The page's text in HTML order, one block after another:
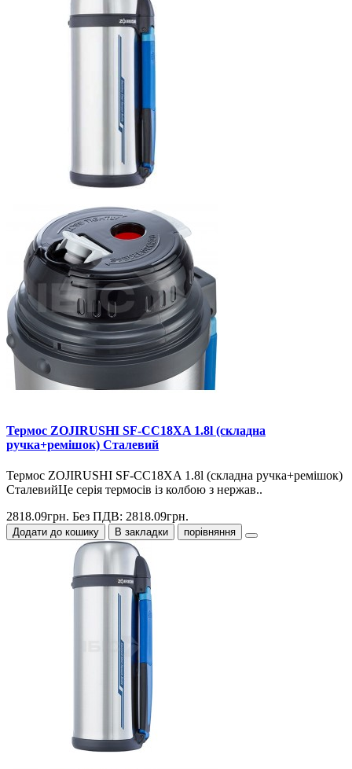
Термос ZOJIRUSHI SF-CС18XA 1.8l (складна
ручка+ремішок) Сталевий
Термос ZOJIRUSHI SF-CС18XA 1.8l (складна ручка+ремішок)
СталевийЦе серія термосів із колбою з нержав..
2818.09грн. Без ПДВ: 2818.09грн.
Додати до кошику В закладки порівняння